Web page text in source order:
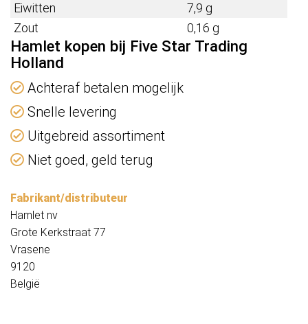
Eiwitten
7,9 g
Zout
0,16 g
Hamlet kopen bij Five Star Trading
Holland
Achteraf betalen mogelijk
Snelle levering
Uitgebreid assortiment
Niet goed, geld terug
Fabrikant/distributeur
Hamlet nv
Grote Kerkstraat 77
Vrasene
9120
België